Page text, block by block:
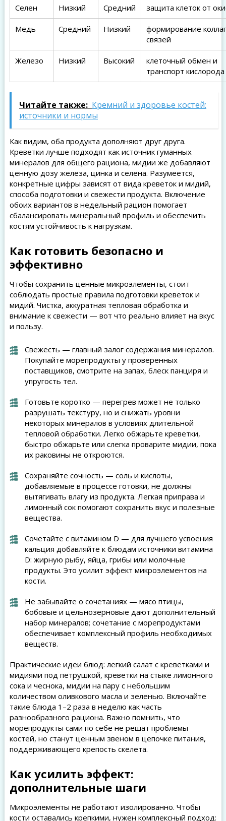
Селен Низкий Средний защита клеток от
Медь Средний Низкий
формирование
связей
Железо Низкий Высокий
клеточный обмен и
транспорт кислорода
Читайте также: Кремний и здоровье костей:
источники и нормы
Как видим, оба продукта дополняют друг друга.
Креветки лучше подходят как источник гуманных
минералов для общего рациона, мидии же добавляют
ценную дозу железа, цинка и селена. Разумеется,
конкретные цифры зависят от вида креветок и мидий,
способа подготовки и свежести продукта. Включение
обоих вариантов в недельный рацион помогает
сбалансировать минеральный профиль и обеспечить
костям устойчивость к нагрузкам.
Как готовить безопасно и
эффективно
Чтобы сохранить ценные микроэлементы, стоит
соблюдать простые правила подготовки креветок и
мидий. Чистка, аккуратная тепловая обработка и
внимание к свежести — вот что реально влияет на вкус
и пользу.
Свежесть — главный залог содержания минералов.
Покупайте морепродукты у проверенных
поставщиков, смотрите на запах, блеск панциря и
упругость тел.
Готовьте коротко — перегрев может не только
разрушать текстуру, но и снижать уровни
некоторых минералов в условиях длительной
тепловой обработки. Легко обжарьте креветки,
быстро обжарьте или слегка проварите мидии, пока
их раковины не откроются.
Сохраняйте сочность — соль и кислоты,
добавляемые в процессе готовки, не должны
вытягивать влагу из продукта. Легкая приправа и
лимонный сок помогают сохранить вкус и полезные
вещества.
Сочетайте с витамином D — для лучшего усвоения
кальция добавляйте к блюдам источники витамина
D: жирную рыбу, яйца, грибы или молочные
продукты. Это усилит эффект микроэлементов на
кости.
Не забывайте о сочетаниях — мясо птицы,
бобовые и цельнозерновые дают дополнительный
набор минералов; сочетание с морепродуктами
обеспечивает комплексный профиль необходимых
веществ.
Практические идеи блюд: легкий салат с креветками и
мидиями под петрушкой, креветки на стыке лимонного
сока и чеснока, мидии на пару с небольшим
количеством оливкового масла и зеленью. Включайте
такие блюда 1–2 раза в неделю как часть
разнообразного рациона. Важно помнить, что
морепродукты сами по себе не решат проблемы
костей, но станут ценным звеном в цепочке питания,
поддерживающего крепость скелета.
Как усилить эффект:
дополнительные шаги
Микроэлементы не работают изолированно. Чтобы
кости оставались крепкими, нужен комплексный подход: